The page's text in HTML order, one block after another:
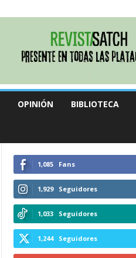
OPINIÓN BIBLIOTECA
1,085 Fans
1,929 Seguidores
1,033 Seguidores
1,244 Seguidores